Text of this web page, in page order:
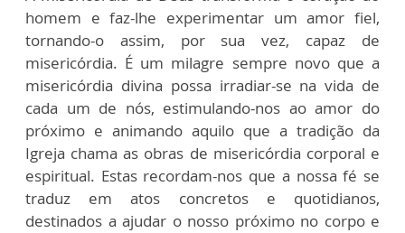
homem e faz-lhe experimentar um amor fiel,
tornando-o assim, por sua vez, capaz de
misericórdia. É um milagre sempre novo que a
misericórdia divina possa irradiar-se na vida de
cada um de nós, estimulando-nos ao amor do
próximo e animando aquilo que a tradição da
Igreja chama as obras de misericórdia corporal e
espiritual. Estas recordam-nos que a nossa fé se
traduz em atos concretos e quotidianos,
destinados a ajudar o nosso próximo no corpo e